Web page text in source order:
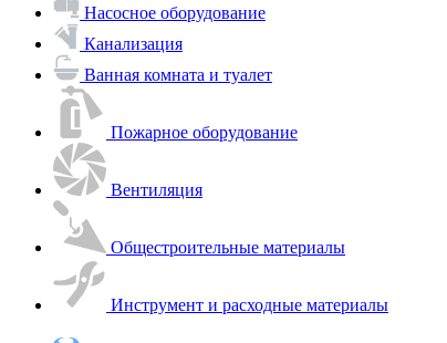
Насосное оборудование
Канализация
Ванная комната и туалет
Пожарное оборудование
Вентиляция
Общестроительные материалы
Инструмент и расходные материалы